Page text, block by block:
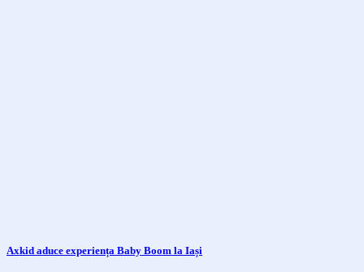
Axkid aduce experiența Baby Boom la Iași